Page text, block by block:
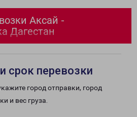
Аксай -
Дагестан
срок перевозки
город отправки, город
и вес груза.